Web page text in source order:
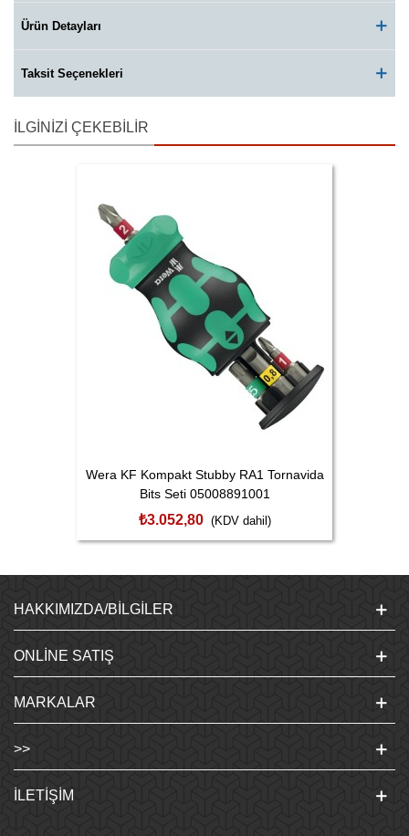
Ürün Detayları
Taksit Seçenekleri
İLGINIZI ÇEKEBILIR
Wera KF Kompakt Stubby RA1 Tornavida
Bits Seti 05008891001
₺3.052,80 (KDV dahil)
HAKKIMIZDA/BILGILER
ONLINE SATIŞ
MARKALAR
>>
İLETIŞIM